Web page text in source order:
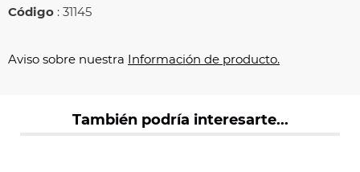
Código : 31145
Aviso sobre nuestra Información de producto.
También podría interesarte...